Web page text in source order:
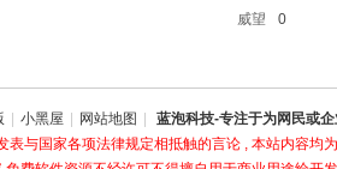
威望 0
小黑屋 网站地图
蓝泡科技-专注于为网民或
与国家各项法律规定相抵触的言论 , 本站内容均